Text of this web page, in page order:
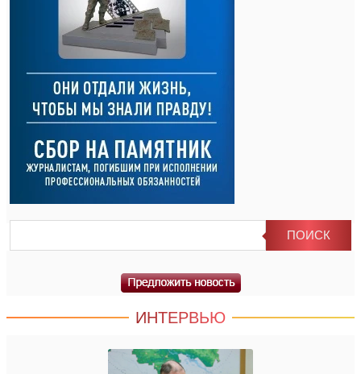
ИНТЕРВЬЮ